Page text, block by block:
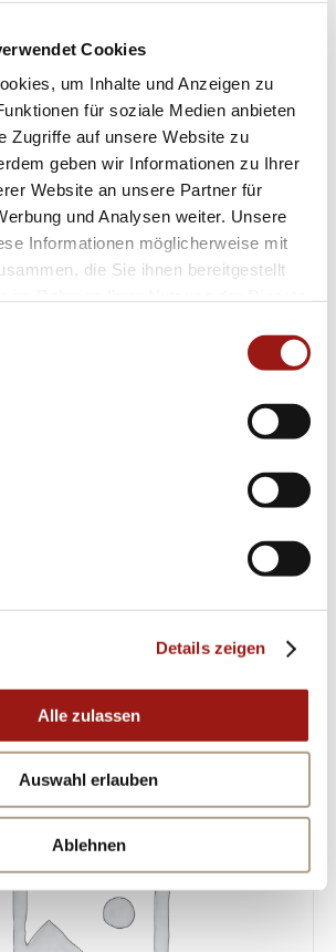
Cookies
um Inhalte und Anzeigen zu
für soziale Medien anbieten
Zugriffe auf unsere Website zu
geben wir Informationen zu Ihrer
Website an unsere Partner für
und Analysen weiter. Unsere
Informationen möglicherweise mit
die Sie ihnen bereitgestellt
Details zeigen
Alle zulassen
Auswahl erlauben
Ablehnen
kinderleicht öffnen und
so können Sie Ihren neuen
im Handumdrehen anlegen!
Armreif steht nicht nur für
höchster Güte
von Luxus in Ihrem Alltag!
Outfit einen glamourösen
fabelhaften Schmuckstück
Moment wird besonders…
wie Ihr neuer Kazen Slovar
Passend wie alle Teile Ihres
PRODUKTE